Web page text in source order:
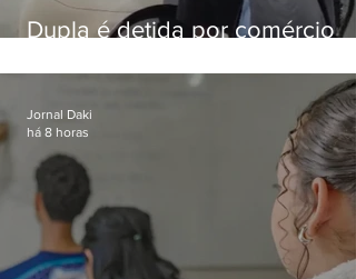
Dupla é detida por comércio
Bangu
Jornal Daki
há 8 horas